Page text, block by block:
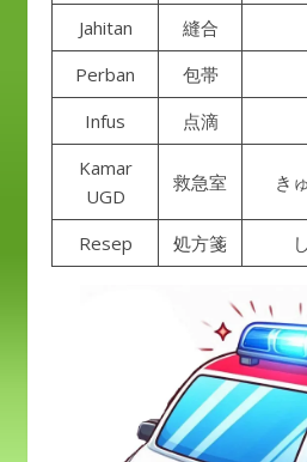
Jahitan
縫合
Perban
包帯
Infus
点滴
Kamar
UGD
救急室 き
Resep
処方箋